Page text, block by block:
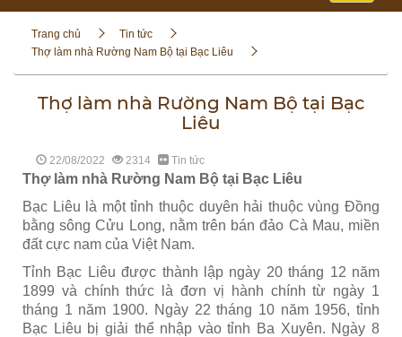
Trang chủ
Tin tức
Thợ làm nhà Rường Nam Bộ tại Bạc Liêu
Thợ làm nhà Rường Nam Bộ tại Bạc
Liêu
22/08/2022 2314 Tin tức
Thợ làm nhà Rường Nam Bộ tại Bạc Liêu
Bạc Liêu là một tỉnh thuộc duyên hải thuộc vùng Đồng
bằng sông Cửu Long, nằm trên bán đảo Cà Mau, miền
đất cực nam của Việt Nam.
Tỉnh Bạc Liêu được thành lập ngày 20 tháng 12 năm
1899 và chính thức là đơn vị hành chính từ ngày 1
tháng 1 năm 1900. Ngày 22 tháng 10 năm 1956, tỉnh
Bạc Liêu bị giải thể nhập vào tỉnh Ba Xuyên. Ngày 8